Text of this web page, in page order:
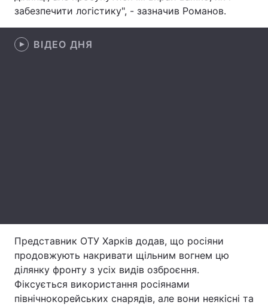
Лонгріди
Відео з Youtube
Тема оформлення
забезпечити логістику", - зазначив Романов.
ВІДЕО ДНЯ
Представник ОТУ Харків додав, що росіяни
продовжують накривати щільним вогнем цю
ділянку фронту з усіх видів озброєння.
Фіксується використання росіянами
північнокорейських снарядів, але вони неякісні та